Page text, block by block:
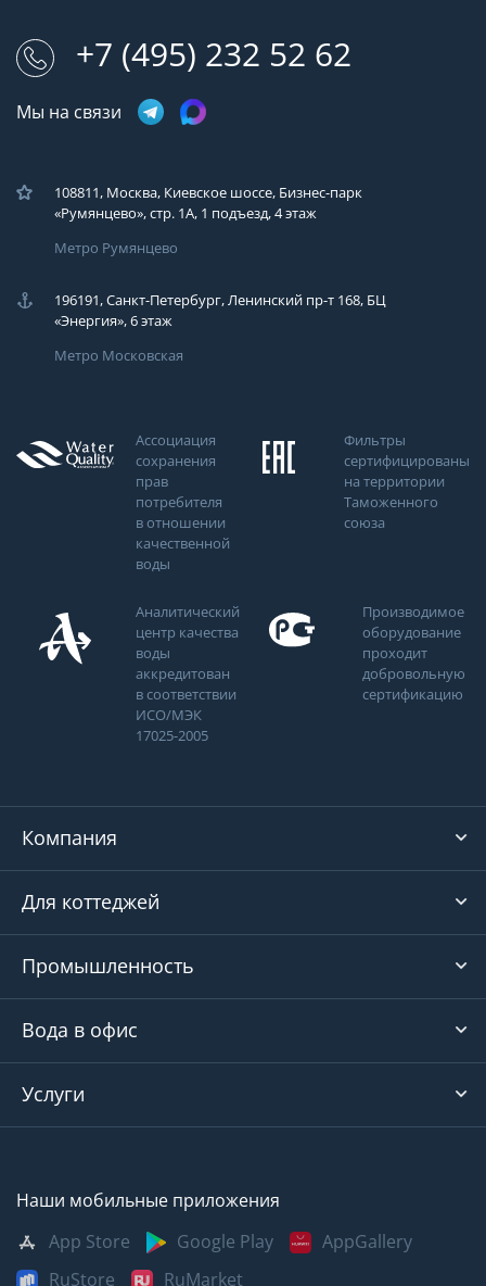
+7 (495) 232 52 62
Мы на связи
108811, Москва, Киевское шоссе, Бизнес-парк
«Румянцево», стр. 1А, 1 подъезд, 4 этаж
Метро Румянцево
196191, Санкт-Петербург, Ленинский пр-т 168, БЦ
«Энергия», 6 этаж
Метро Московская
Ассоциация
сохранения
прав
потребителя
в отношении
качественной
воды
Фильтры
сертифицированы
на территории
Таможенного
союза
Аналитический
центр качества
воды
аккредитован
в соответствии
ИСО/МЭК
17025-2005
Производимое
оборудование
проходит
добровольную
сертификацию
Компания
Для коттеджей
Промышленность
Вода в офис
Услуги
Наши мобильные приложения
App Store
Google Play
AppGallery
RuStore
RuMarket